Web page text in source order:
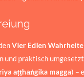
Vier Edlen
und praktisch
aṭṭhaṅgika magga) –